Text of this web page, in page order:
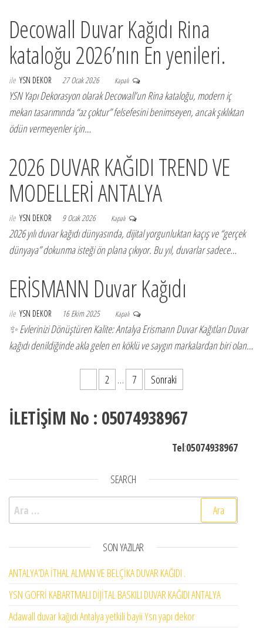
Decowall Duvar Kağıdı Rina
kataloğu 2026’nın En yenileri.
ile YSN DEKOR 27 Ocak 2026 Kapalı
YSN Yapı Dekorasyon olarak Decowall’un Rina kataloğu, modern iç
mekan tasarımında “az çoktur” felsefesini benimseyen, ancak şıklıktan
ödün vermeyenler için…
2026 DUVAR KAĞIDI TREND VE
MODELLERİ ANTALYA
ile YSN DEKOR 9 Ocak 2026 Kapalı
2026 yılı duvar kağıdı dünyasında, dijital yorgunluktan kaçış ve “gerçek
dünyaya” dokunma isteği ön plana çıkıyor. Bu yıl, duvarlar sadece…
ERİSMANN Duvar Kağıdı
ile YSN DEKOR 16 Ekim 2025 Kapalı
✨ Evlerinizi Dönüştüren Kalite: Antalya Erismann Duvar Kağıtları Duvar
kağıdı denildiğinde akla gelen en köklü ve saygın markalardan biri olan…
Yazı sayfalaması
2 … 7 Sonraki
İLETİŞİM No : 05074938967
Tel:05074938967
SEARCH
Arama:
SON YAZILAR
ANTALYA’DA İTHAL ALMAN VE BELÇİKA DUVAR KAĞIDI .
YSN GOFRİ KABARTMALI DİJİTAL BASKILI DUVAR KAĞIDI ANTALYA
Adawall duvar kağıdı Antalya yetkili bayii Ysn yapı dekor